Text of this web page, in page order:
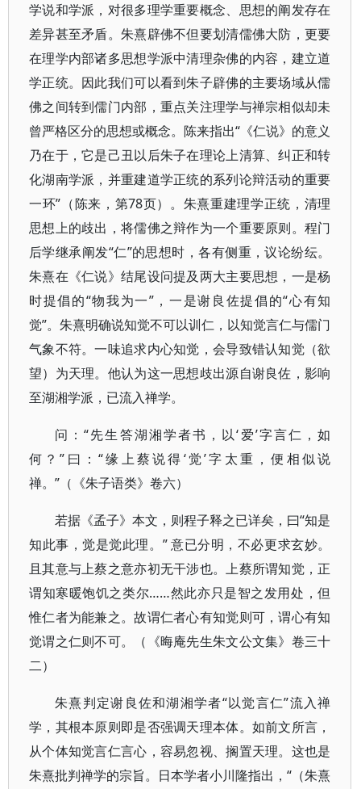
学说和学派，对很多理学重要概念、思想的阐发存在
差异甚至矛盾。朱熹辟佛不但要划清儒佛大防，更要
在理学内部诸多思想学派中清理杂佛的内容，建立道
学正统。因此我们可以看到朱子辟佛的主要场域从儒
佛之间转到儒门内部，重点关注理学与禅宗相似却未
曾严格区分的思想或概念。陈来指出“《仁说》的意义
乃在于，它是己丑以后朱子在理论上清算、纠正和转
化湖南学派，并重建道学正统的系列论辩活动的重要
一环”（陈来，第78页）。朱熹重建理学正统，清理
思想上的歧出，将儒佛之辩作为一个重要原则。程门
后学继承阐发“仁”的思想时，各有侧重，议论纷纭。
朱熹在《仁说》结尾设问提及两大主要思想，一是杨
时提倡的“物我为一”，一是谢良佐提倡的“心有知
觉”。朱熹明确说知觉不可以训仁，以知觉言仁与儒门
气象不符。一味追求内心知觉，会导致错认知觉（欲
望）为天理。他认为这一思想歧出源自谢良佐，影响
至湖湘学派，已流入禅学。
问：“先生答湖湘学者书，以‘爱’字言仁，如
何？”曰：“缘上蔡说得‘觉’字太重，便相似说
禅。”（《朱子语类》卷六）
若据《孟子》本文，则程子释之已详矣，曰“知是
知此事，觉是觉此理。” 意已分明，不必更求玄妙。
且其意与上蔡之意亦初无干涉也。上蔡所谓知觉，正
谓知寒暖饱饥之类尔……然此亦只是智之发用处，但
惟仁者为能兼之。故谓仁者心有知觉则可，谓心有知
觉谓之仁则不可。（《晦庵先生朱文公文集》卷三十
二）
朱熹判定谢良佐和湖湘学者“以觉言仁”流入禅
学，其根本原则即是否强调天理本体。如前文所言，
从个体知觉言仁言心，容易忽视、搁置天理。这也是
朱熹批判禅学的宗旨。日本学者小川隆指出，“（朱熹